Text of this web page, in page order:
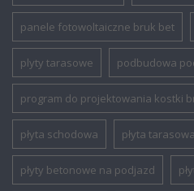
panele fotowoltaiczne bruk bet
plyty tarasowe podbudowa
program do projektowania kostki
płyta schodowa płyta tarasowa
płyty betonowe na podjazd